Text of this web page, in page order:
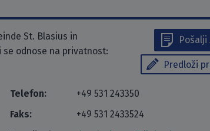
Predloži
St. Blasius in
se odnose na privatnost:
Telefon:
+49 531 243350
Faks:
+49 531 2433524